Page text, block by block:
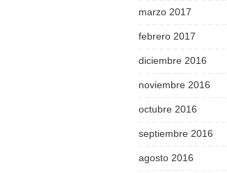
marzo 2017
febrero 2017
diciembre 2016
noviembre 2016
octubre 2016
septiembre 2016
agosto 2016